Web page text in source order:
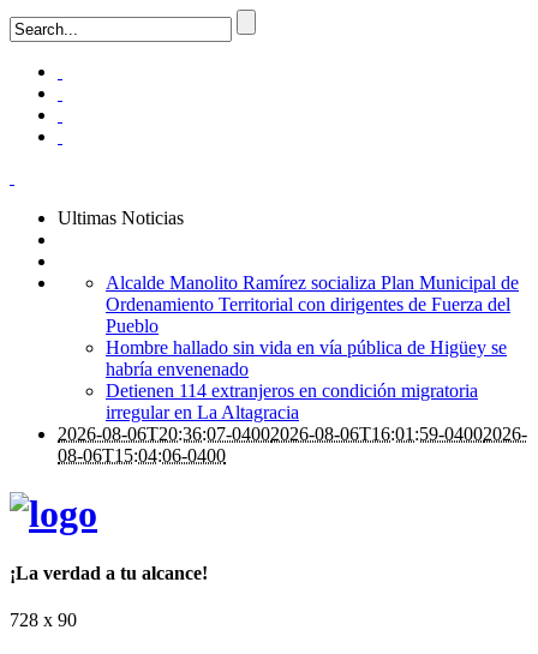
Ultimas Noticias
Alcalde Manolito Ramírez socializa Plan Municipal de
Ordenamiento Territorial con dirigentes de Fuerza del
Pueblo
Hombre hallado sin vida en vía pública de Higüey se
habría envenenado
Detienen 114 extranjeros en condición migratoria
irregular en La Altagracia
2026-08-06T20:36:07-04002026-08-06T16:01:59-04002026-
08-06T15:04:06-0400
¡La verdad a tu alcance!
728 x 90